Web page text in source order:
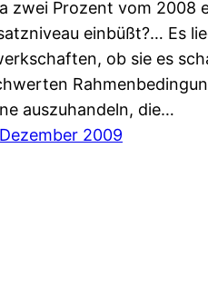
zwei Prozent vom 2008
einbüßt?… Es
ob sie es
auszuhandeln, die…
2009